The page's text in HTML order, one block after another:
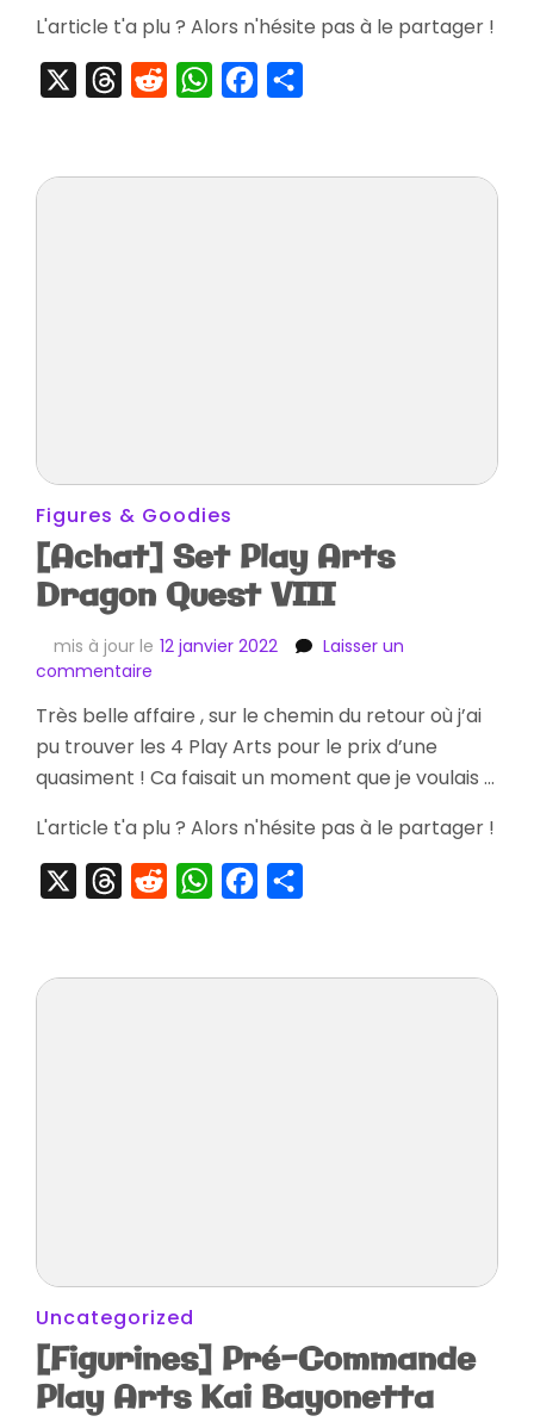
Fantasy
XIII
L'article t'a plu ? Alors n'hésite pas à le partager !
ThreadsRedditWhatsAppFacebook
Figures & Goodies
[Achat] Set Play Arts
Dragon Quest VIII
mis à jour le 12 janvier 2022
Laisser un
commentaire
Set
Play
Arts
Quest
Très belle affaire , sur le chemin du retour où j’ai
pu trouver les 4 Play Arts pour le prix d’une
quasiment ! Ca faisait un moment que je voulais …
L'article t'a plu ? Alors n'hésite pas à le partager !
ThreadsRedditWhatsAppFacebook
Uncategorized
[Figurines] Pré-Commande
Play Arts Kai Bayonetta